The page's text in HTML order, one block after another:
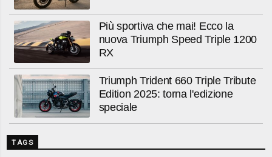
Più sportiva che mai! Ecco la
nuova Triumph Speed Triple 1200
RX
Triumph Trident 660 Triple Tribute
Edition 2025: torna l'edizione
speciale
TAGS